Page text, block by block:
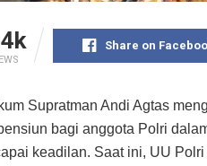
Share on
Supratman Andi Agtas
bagi anggota Polri
keadilan. Saat ini, UU